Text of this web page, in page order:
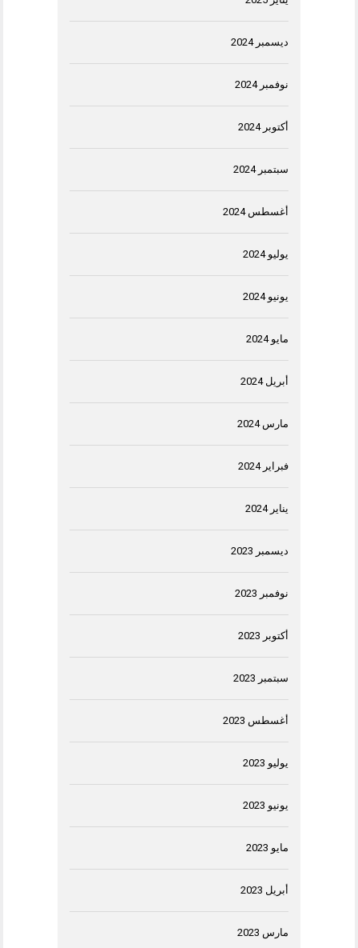
ديسمبر 2024
نوفمبر 2024
أكتوبر 2024
سبتمبر 2024
أغسطس 2024
يوليو 2024
يونيو 2024
مايو 2024
أبريل 2024
مارس 2024
فبراير 2024
يناير 2024
ديسمبر 2023
نوفمبر 2023
أكتوبر 2023
سبتمبر 2023
أغسطس 2023
يوليو 2023
يونيو 2023
مايو 2023
أبريل 2023
مارس 2023